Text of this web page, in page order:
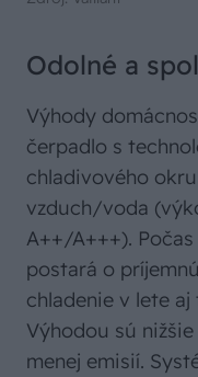
Odolné a
Výhody
čerpadlo s
chladivového
vzduch/voda
A++/A+++).
postará o
chladenie v lete
Výhodou sú
menej emisií.